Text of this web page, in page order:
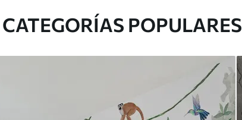
CATEGORÍAS POPULARES